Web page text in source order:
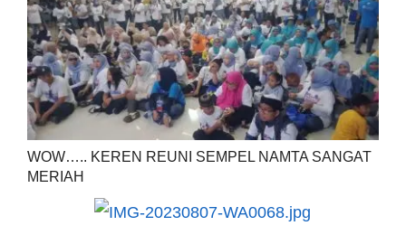
WOW….. KEREN REUNI SEMPEL NAMTA SANGAT
MERIAH